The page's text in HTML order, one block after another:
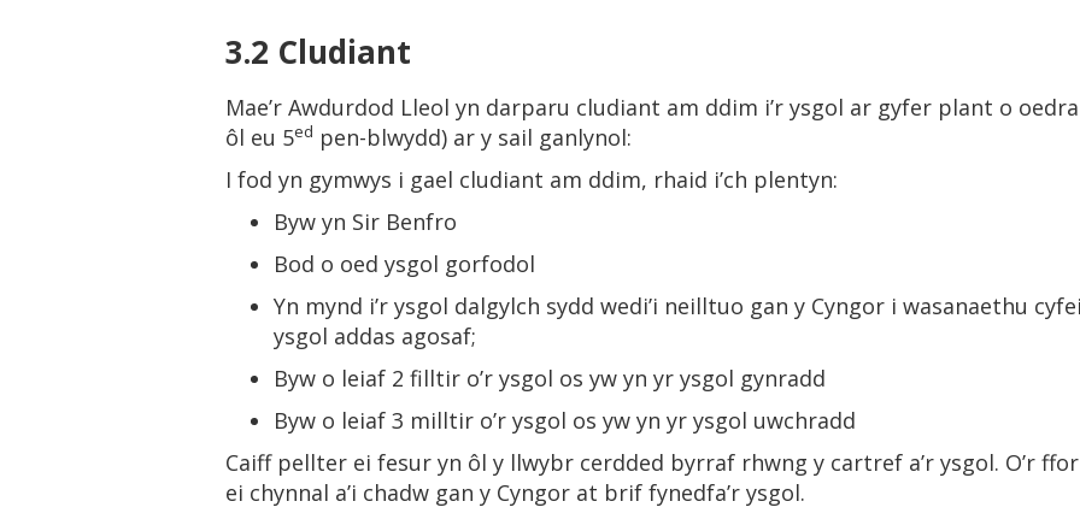
3.2 Cludiant
Mae’r Awdurdod Lleol yn darparu cludiant am ddim i’r ysgol ar gyfer plant o
ôl eu 5ed pen-blwydd) ar y sail ganlynol:
I fod yn gymwys i gael cludiant am ddim, rhaid i’ch plentyn:
Byw yn Sir Benfro
Bod o oed ysgol gorfodol
Yn mynd i’r ysgol dalgylch sydd wedi’i neilltuo gan y Cyngor i wasanaethu
ysgol addas agosaf;
Byw o leiaf 2 filltir o’r ysgol os yw yn yr ysgol gynradd
Byw o leiaf 3 milltir o’r ysgol os yw yn yr ysgol uwchradd
Caiff pellter ei fesur yn ôl y llwybr cerdded byrraf rhwng y cartref a’r ysgol. O’r
ei chynnal a’i chadw gan y Cyngor at brif fynedfa’r ysgol.